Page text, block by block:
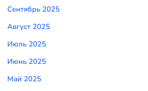
Сентябрь 2025
Август 2025
Июль 2025
Июнь 2025
Май 2025